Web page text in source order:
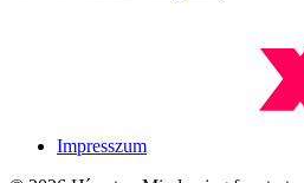
Impresszum